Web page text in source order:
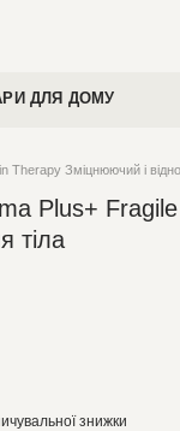
ДЛЯ ДОМУ
Therapy Зміцнюючий і
Plus+
тіла
знижки